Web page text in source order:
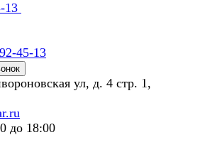
13
45-13
ул, д. 4 стр. 1,
до 18:00